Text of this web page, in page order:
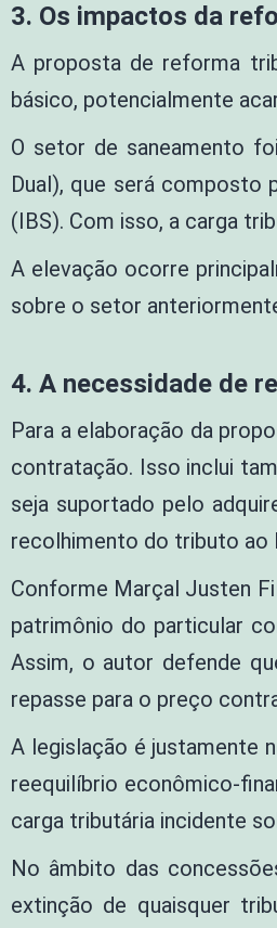
3. Os impactos da
A proposta de reforma
básico, potencialmente
O setor de saneamento
Dual), que será composto
(IBS). Com isso, a carga
A elevação ocorre
sobre o setor
4. A necessidade de
Para a elaboração da
contratação. Isso inclui
seja suportado pelo
recolhimento do tributo ao
Conforme Marçal Justen
patrimônio do particular
Assim, o autor defende
repasse para o preço
A legislação é justamente
reequilíbrio econômico-
carga tributária incidente
No âmbito das
extinção de quaisquer